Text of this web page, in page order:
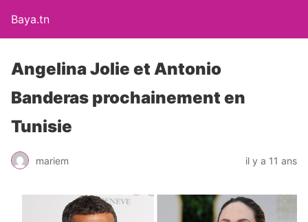
Baya.tn
Angelina Jolie et Antonio
Banderas prochainement en
Tunisie
mariem il y a 11 ans